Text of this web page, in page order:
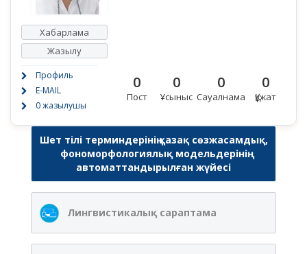
Хабарлама
Жазылу
Профиль
E-MAIL
0 жазылушы
0
Пост
0
Ұсыныс
0
Сауалнама
0
Құжат
Шет тілі терминдерінің қазақ сөзжасамдық,
фономорфологиялық модельдерінің
автоматтандырылған жүйесі
Лингвистикалық сараптама